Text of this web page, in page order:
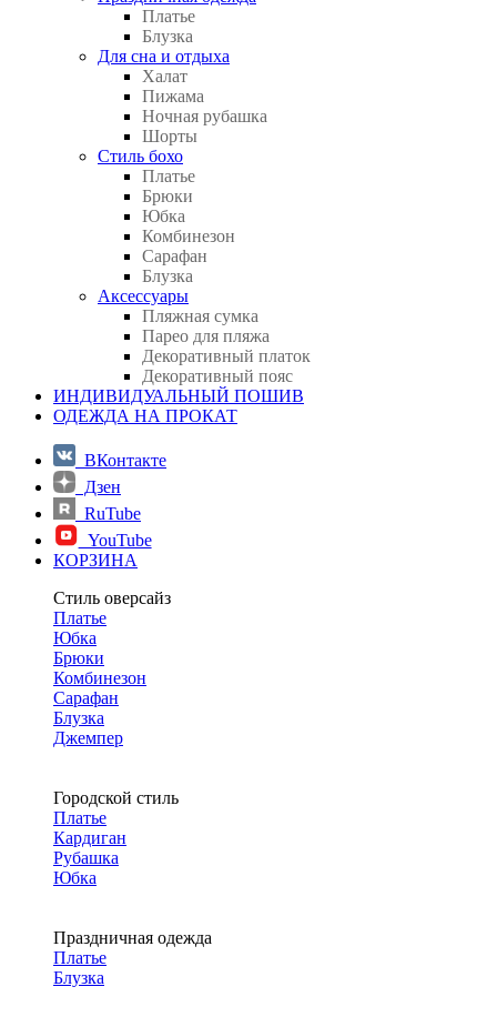
Платье
Блузка
Для сна и отдыха
Халат
Пижама
Ночная рубашка
Шорты
Стиль бохо
Платье
Брюки
Юбка
Комбинезон
Сарафан
Блузка
Аксессуары
Пляжная сумка
Парео для пляжа
Декоративный платок
Декоративный пояс
ИНДИВИДУАЛЬНЫЙ ПОШИВ
ОДЕЖДА НА ПРОКАТ
ВКонтакте
Дзен
RuTube
YouTube
КОРЗИНА
Стиль оверсайз
Платье
Юбка
Брюки
Комбинезон
Сарафан
Блузка
Джемпер
Городской стиль
Платье
Кардиган
Рубашка
Юбка
Праздничная одежда
Платье
Блузка